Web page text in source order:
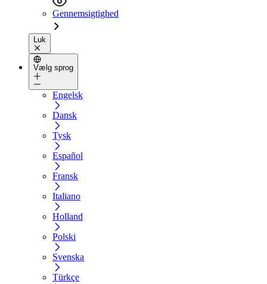
Gennemsigtighed
Luk
Vælg sprog
Engelsk
Dansk
Tysk
Español
Fransk
Italiano
Holland
Polski
Svenska
Türkçe